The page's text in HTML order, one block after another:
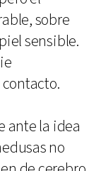
sobre
sensible.
ante la idea
no